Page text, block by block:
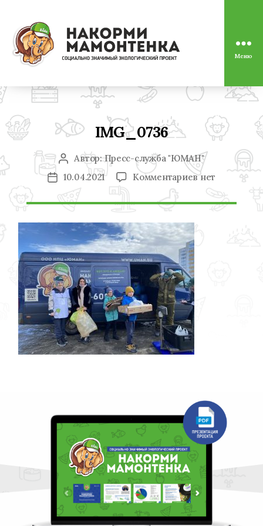
экологический
проект
"Накорми
Мамонтенка"
Меню
IMG_0736
Автор
записи
Автор:Пресс-служба "ЮМАН"
Дата
записи
10.04.2021 Комментариевк
записи
IMG_0736
нет